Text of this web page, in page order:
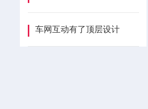
车网互动有了顶层设计